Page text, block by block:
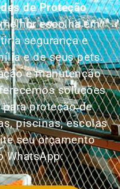
de Proteção
escolha em
a segurança e
e de seus pets.
e manutenção
soluções
proteção de
piscinas, escolas
seu orçamento
WhatsApp: